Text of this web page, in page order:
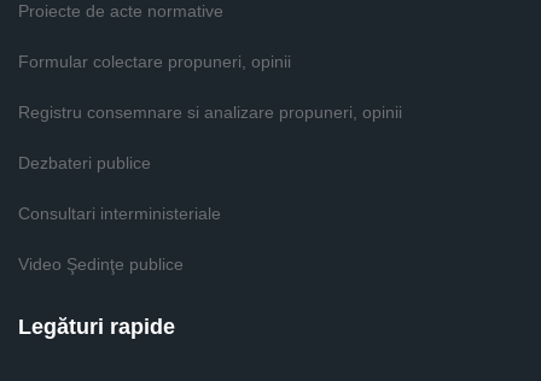
Proiecte de acte normative
Formular colectare propuneri, opinii
Registru consemnare si analizare propuneri, opinii
Dezbateri publice
Consultari interministeriale
Video Şedinţe publice
Legături rapide